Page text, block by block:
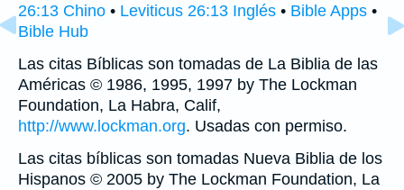
26:13 Chino • Leviticus 26:13 Inglés • Bible Apps •
Bible Hub
Las citas Bíblicas son tomadas de La Biblia de las
Américas © 1986, 1995, 1997 by The Lockman
Foundation, La Habra, Calif,
http://www.lockman.org. Usadas con permiso.
Las citas bíblicas son tomadas Nueva Biblia de los
Hispanos © 2005 by The Lockman Foundation, La